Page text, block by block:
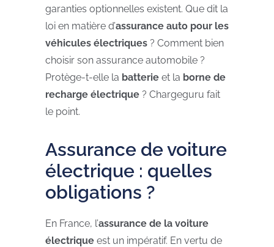
garanties optionnelles existent. Que dit la
loi en matière d’assurance auto pour les
véhicules électriques ? Comment bien
choisir son assurance automobile ?
Protège-t-elle la batterie et la borne de
recharge électrique ? Chargeguru fait
le point.
Assurance de voiture
électrique : quelles
obligations ?
En France, l’assurance de la voiture
électrique est un impératif. En vertu de